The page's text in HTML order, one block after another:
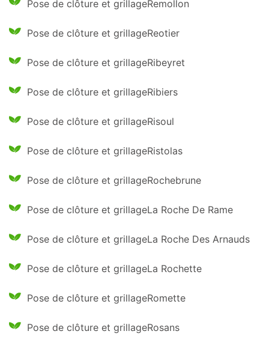
Pose de clôture et grillageRemollon
Pose de clôture et grillageReotier
Pose de clôture et grillageRibeyret
Pose de clôture et grillageRibiers
Pose de clôture et grillageRisoul
Pose de clôture et grillageRistolas
Pose de clôture et grillageRochebrune
Pose de clôture et grillageLa Roche De Rame
Pose de clôture et grillageLa Roche Des Arnauds
Pose de clôture et grillageLa Rochette
Pose de clôture et grillageRomette
Pose de clôture et grillageRosans